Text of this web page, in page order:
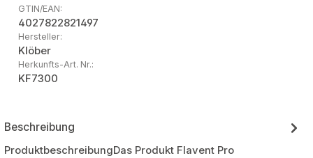
GTIN/EAN:
4027822821497
Hersteller:
Klöber
Herkunfts-Art. Nr.:
KF7300
Beschreibung
ProduktbeschreibungDas Produkt Flavent Pro